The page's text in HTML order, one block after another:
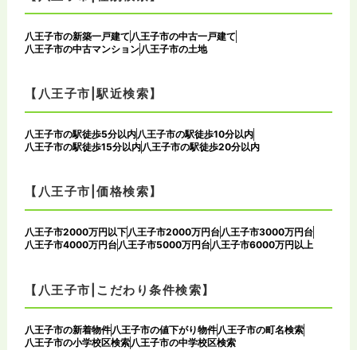
八王子市の新築一戸建て 八王子市の中古一戸建て
八王子市の中古マンション 八王子市の土地
【八王子市|駅近検索】
八王子市の駅徒歩5分以内 八王子市の駅徒歩10分以内
八王子市の駅徒歩15分以内 八王子市の駅徒歩20分以内
【八王子市|価格検索】
八王子市2000万円以下八王子市2000万円台八王子市3000万円台
八王子市4000万円台八王子市5000万円台八王子市6000万円以上
【八王子市|こだわり条件検索】
八王子市の新着物件八王子市の値下がり物件八王子市の町名検索
八王子市の小学校区検索八王子市の中学校区検索